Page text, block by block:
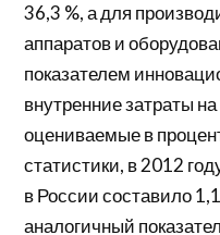
36,3 %, а для
аппаратов и
показателем
внутренние затраты
оцениваемые в
статистики, в 2012
в России составило
аналогичный